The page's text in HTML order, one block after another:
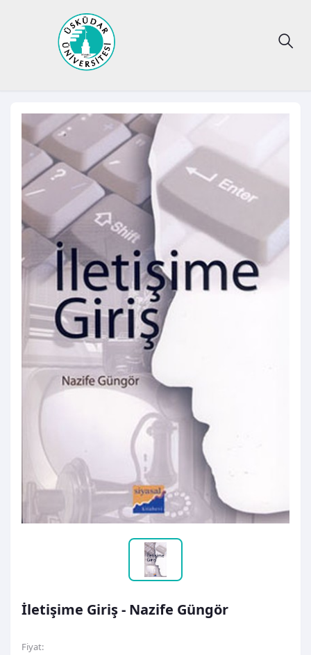
İletişime Giriş - Nazife Güngör
Fiyat: